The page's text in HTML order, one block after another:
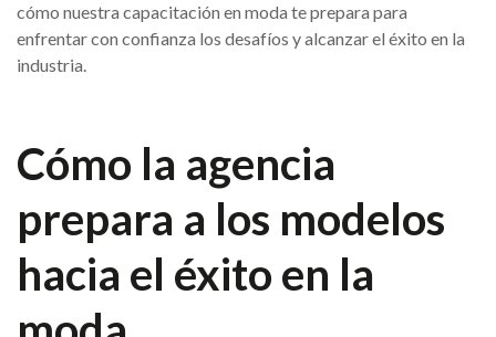
cómo nuestra capacitación en moda te prepara para
enfrentar con confianza los desafíos y alcanzar el éxito en la
industria.
Cómo la agencia
prepara a los modelos
hacia el éxito en la